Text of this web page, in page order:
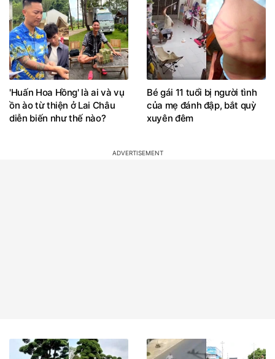
'Huấn Hoa Hồng' là ai và vụ
ồn ào từ thiện ở Lai Châu
diễn biến như thế nào?
Bé gái 11 tuổi bị người tình
của mẹ đánh đập, bắt quỳ
xuyên đêm